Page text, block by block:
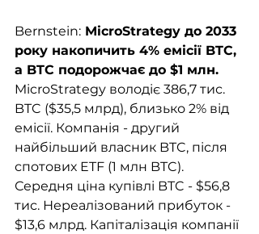
Bernstein: MicroStrategy до 2033
року накопичить 4% емісії BTC,
а BTC подорожчає до $1 млн.
MicroStrategy володіє 386,7 тис.
BTC ($35,5 млрд), близько 2% від
емісії. Компанія - другий
найбільший власник BTC, після
спотових ETF (1 млн BTC).
Середня ціна купівлі BTC - $56,8
тис. Нереалізований прибуток -
$13,6 млрд. Капіталізація компанії